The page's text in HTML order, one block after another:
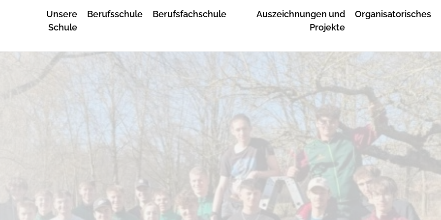
Unsere
Schule
Berufsschule Berufsfachschule
Auszeichnungen und
Projekte
Organisatorisches